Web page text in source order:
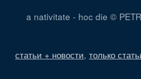
a nativitate - hoc die ©
статьи + новости, только